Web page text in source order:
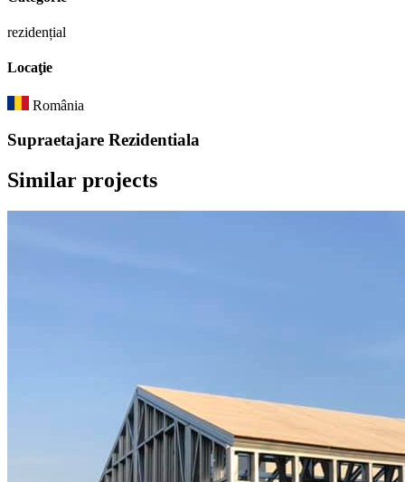
rezidențial
Locaţie
România
Supraetajare Rezidentiala
Similar projects